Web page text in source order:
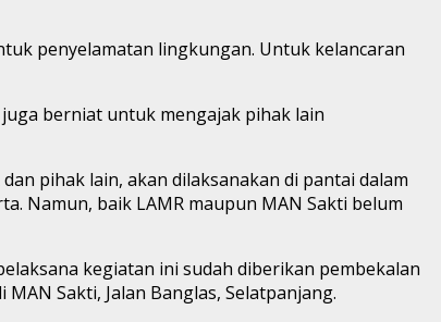
penyelamatan lingkungan. Untuk kelancaran
berniat untuk mengajak pihak lain
pihak lain, akan dilaksanakan di pantai dalam
Namun, baik LAMR maupun MAN Sakti belum
kegiatan ini sudah diberikan pembekalan
Sakti, Jalan Banglas, Selatpanjang.